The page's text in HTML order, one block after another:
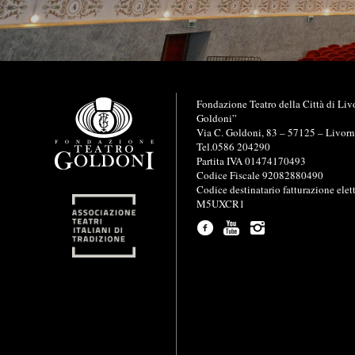
I
n
f
o
r
m
a
z
o
Fondazione Teatro della Città di
Goldoni”
Via C. Goldoni, 83 – 57125 –
Tel.0586 204290
Partita IVA 01474170493
Codice Fiscale 92082880490
Codice destinatario fatturazione
M5UXCR1